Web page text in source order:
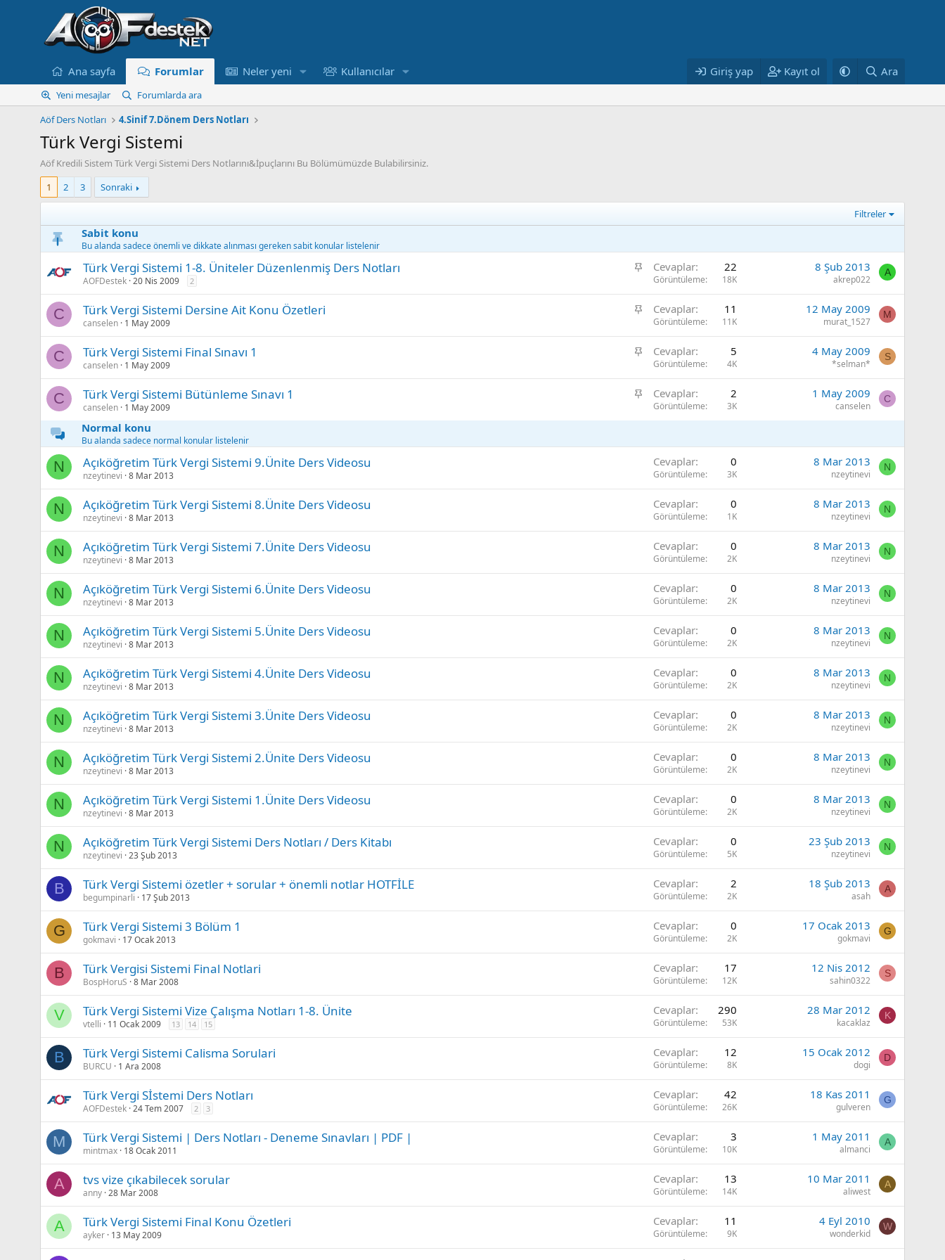
Ana sayfa Forumlar Neler yeni Kullanıcılar Giriş yap Kayıt ol Ara
Yeni mesajlar
Forumlarda ara
Aöf Ders Notları
4.Sinif 7.Dönem Ders Notları
Türk Vergi Sistemi
Aöf Kredili Sistem Türk Vergi Sistemi Ders Notlarını&İpuçlarını Bu Bölümümüzde Bulabilirsiniz.
1
2 3 Sonraki
Filtreler
Sabit konu
Bu alanda sadece önemli ve dikkate alınması gereken sabit konular listelenir
S
b
i
Türk Vergi Sistemi 1-8. Üniteler Düzenlenmiş Ders Notları
AOFDestek 20 Nis 2009 2
Cevaplar 22
Görüntüleme 18K
8 Şub 2013
akrep022
A
C
S
b
i
Türk Vergi Sistemi Dersine Ait Konu Özetleri
canselen 1 May 2009
Cevaplar 11
Görüntüleme 11K
12 May 2009
murat_1527
M
C
S
b
i
Türk Vergi Sistemi Final Sınavı 1
canselen 1 May 2009
Cevaplar 5
Görüntüleme 4K
4 May 2009
*selman*
S
C
S
t
Türk Vergi Sistemi Bütünleme Sınavı 1
canselen 1 May 2009
Cevaplar 2
Görüntüleme 3K
1 May 2009
canselen
C
Normal konu
Bu alanda sadece normal konular listelenir
N Açıköğretim Türk Vergi Sistemi 9.Ünite Ders Videosu
nzeytinevi 8 Mar 2013
Cevaplar 0
Görüntüleme 3K
8 Mar 2013
nzeytinevi
N
N Açıköğretim Türk Vergi Sistemi 8.Ünite Ders Videosu
nzeytinevi 8 Mar 2013
Cevaplar 0
Görüntüleme 1K
8 Mar 2013
nzeytinevi
N
N Açıköğretim Türk Vergi Sistemi 7.Ünite Ders Videosu
nzeytinevi 8 Mar 2013
Cevaplar 0
Görüntüleme 2K
8 Mar 2013
nzeytinevi
N
N Açıköğretim Türk Vergi Sistemi 6.Ünite Ders Videosu
nzeytinevi 8 Mar 2013
Cevaplar 0
Görüntüleme 2K
8 Mar 2013
nzeytinevi
N
N Açıköğretim Türk Vergi Sistemi 5.Ünite Ders Videosu
nzeytinevi 8 Mar 2013
Cevaplar 0
Görüntüleme 2K
8 Mar 2013
nzeytinevi
N
N Açıköğretim Türk Vergi Sistemi 4.Ünite Ders Videosu
nzeytinevi 8 Mar 2013
Cevaplar 0
Görüntüleme 2K
8 Mar 2013
nzeytinevi
N
N Açıköğretim Türk Vergi Sistemi 3.Ünite Ders Videosu
nzeytinevi 8 Mar 2013
Cevaplar 0
Görüntüleme 2K
8 Mar 2013
nzeytinevi
N
N Açıköğretim Türk Vergi Sistemi 2.Ünite Ders Videosu
nzeytinevi 8 Mar 2013
Cevaplar 0
Görüntüleme 2K
8 Mar 2013
nzeytinevi
N
N Açıköğretim Türk Vergi Sistemi 1.Ünite Ders Videosu
nzeytinevi 8 Mar 2013
Cevaplar 0
Görüntüleme 2K
8 Mar 2013
nzeytinevi
N
N Açıköğretim Türk Vergi Sistemi Ders Notları / Ders Kitabı
nzeytinevi 23 Şub 2013
Cevaplar 0
Görüntüleme 5K
23 Şub 2013
nzeytinevi
N
B Türk Vergi Sistemi özetler + sorular + önemli notlar HOTFİLE
begumpinarli 17 Şub 2013
Cevaplar 2
Görüntüleme 2K
18 Şub 2013
asah
A
G Türk Vergi Sistemi 3 Bölüm 1
gokmavi 17 Ocak 2013
Cevaplar 0
Görüntüleme 2K
17 Ocak 2013
gokmavi
G
B Türk Vergisi Sistemi Final Notlari
BospHoruS 8 Mar 2008
Cevaplar 17
Görüntüleme 12K
12 Nis 2012
sahin0322
S
V Türk Vergi Sistemi Vize Çalışma Notları 1-8. Ünite
vtelli 11 Ocak 2009 13 14 15
Cevaplar 290
Görüntüleme 53K
28 Mar 2012
kacaklaz
K
B Türk Vergi Sistemi Calisma Sorulari
BURCU 1 Ara 2008
Cevaplar 12
Görüntüleme 8K
15 Ocak 2012
dogi
D
Türk Vergi Sİstemi Ders Notları
AOFDestek 24 Tem 2007 2 3
Cevaplar 42
Görüntüleme 26K
18 Kas 2011
gulveren
G
M Türk Vergi Sistemi | Ders Notları - Deneme Sınavları | PDF |
mintmax 18 Ocak 2011
Cevaplar 3
Görüntüleme 10K
1 May 2011
almanci
A
A tvs vize çıkabilecek sorular
anny 28 Mar 2008
Cevaplar 13
Görüntüleme 14K
10 Mar 2011
aliwest
A
A Türk Vergi Sistemi Final Konu Özetleri
ayker 13 May 2009
Cevaplar 11
Görüntüleme 9K
4 Eyl 2010
wonderkid
W